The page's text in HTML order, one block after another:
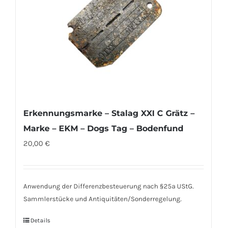
Erkennungsmarke – Stalag XXI C Grätz –
Marke – EKM – Dogs Tag – Bodenfund
20,00 €
Anwendung der Differenzbesteuerung nach §25a UStG.
Sammlerstücke und Antiquitäten/Sonderregelung.
Details